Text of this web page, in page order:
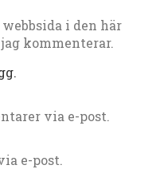
i den här
kommenterar.
via e-post.
e-post.